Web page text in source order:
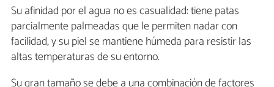
Su afinidad por el agua no es casualidad: tiene patas
parcialmente palmeadas que le permiten nadar con
facilidad, y su piel se mantiene húmeda para resistir las
altas temperaturas de su entorno.